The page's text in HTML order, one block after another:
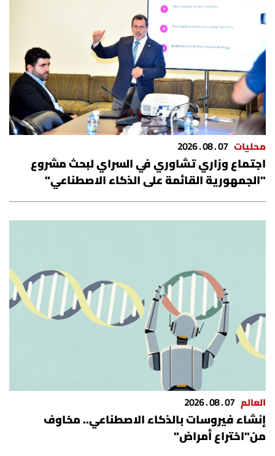
محليات 07 . 08 . 2026
اجتماع وزاري تشاوري في السراي لبحث مشروع
"الجمهورية القائمة على الذكاء الاصطناعي"
العالم 07 . 08 . 2026
إنشاء فيروسات بالذكاء الاصطناعي.. مخاوف
من"اختراع أمراض"